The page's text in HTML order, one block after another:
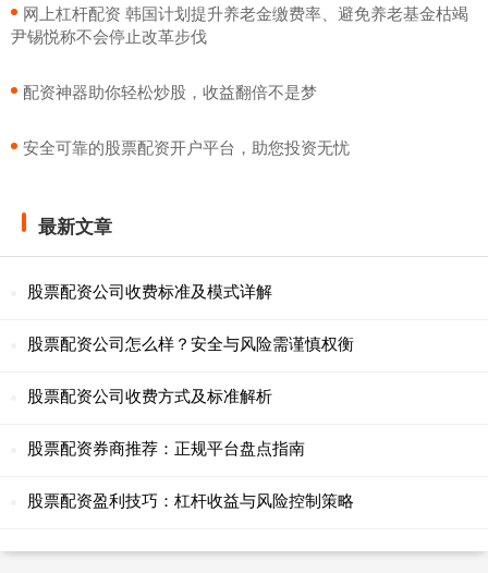
​网上杠杆配资 韩国计划提升养老金缴费率、避免养老基金枯竭
尹锡悦称不会停止改革步伐
​配资神器助你轻松炒股，收益翻倍不是梦
​安全可靠的股票配资开户平台，助您投资无忧
最新文章
股票配资公司收费标准及模式详解
股票配资公司怎么样？安全与风险需谨慎权衡
股票配资公司收费方式及标准解析
股票配资券商推荐：正规平台盘点指南
股票配资盈利技巧：杠杆收益与风险控制策略